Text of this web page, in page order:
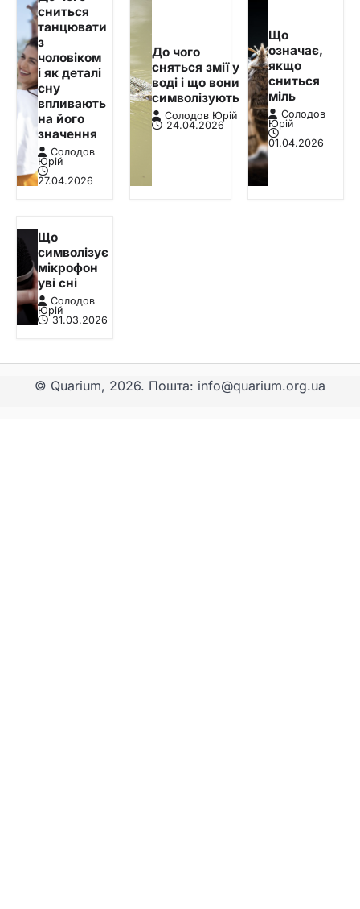
сниться
танцювати
з
чоловіком
і як деталі
сну
впливають
на його
значення
Солодов
Юрій
27.04.2026
До чого
сняться змії у
воді і що вони
символізують
Солодов Юрій
24.04.2026
Що
означає,
якщо
сниться
міль
Солодов
Юрій
01.04.2026
Що
символізує
мікрофон
уві сні
Солодов
Юрій
31.03.2026
© Quarium, 2026. Пошта: info@quarium.org.ua